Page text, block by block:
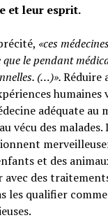
et leur esprit.
«ces
le pendant
(…)».Réduire
humaines
adéquate
vécu des malades.
et des
avec des
les qualifier